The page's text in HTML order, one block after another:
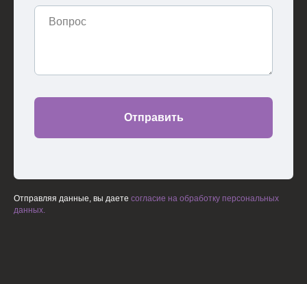
Отправить
Отправляя данные, вы даете согласие на обработку персональных
данных.